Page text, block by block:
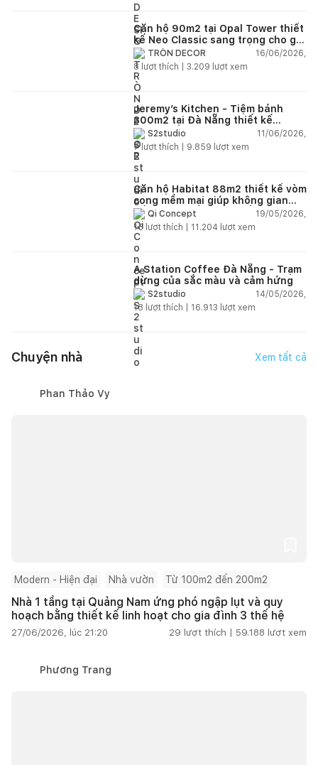
Căn hộ 90m2 tại Opal Tower thiết
kế Neo Classic sang trọng cho gia
đình trẻ
TRÒN DECOR
16/06/2026,
8 lượt thích | 3.209 lượt xem
Jeremy’s Kitchen - Tiệm bánh
300m2 tại Đà Nẵng thiết kế
phong cách công nghiệp hiện đại
ngập tràn ánh sáng tự nhiên
S2studio
11/06/2026,
7lượt thích | 9.859 lượt xem
Căn hộ Habitat 88m2 thiết kế vòm
cong mềm mại giúp không gian
sống hiện đại trở nên ấm áp hơn
Qi Concept
19/05/2026,
15 lượt thích | 11.204 lượt xem
A Station Coffee Đà Nẵng - Trạm
dừng của sắc màu và cảm hứng
S2studio
14/05/2026,
18 lượt thích | 16.913 lượt xem
Chuyện nhà Xem tất cả
Phan Thảo Vy
Modern - Hiện đại Nhà vườn Từ 100m2 đến 200m2
Nhà 1 tầng tại Quảng Nam ứng phó ngập lụt và quy
hoạch bằng thiết kế linh hoạt cho gia đình 3 thế hệ
27/06/2026, lúc 21:20 29 lượt thích | 59.188 lượt xem
Phương Trang